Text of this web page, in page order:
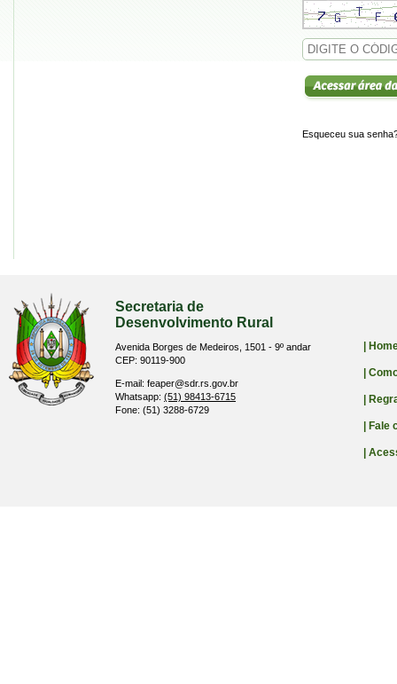
Esqueceu sua
Secretaria de
Desenvolvimento Rural
Avenida Borges de Medeiros, 1501 - 9º andar
CEP: 90119-900
E-mail: feaper@sdr.rs.gov.br
Whatsapp: (51) 98413-6715
Fone: (51) 3288-6729
|
|
|
|
|